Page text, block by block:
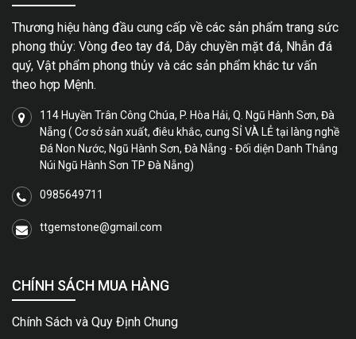
Thương hiệu hàng đầu cung cấp về các sản phẩm trang sức
phong thủy: Vòng đeo tay đá, Dây chuyền mặt đá, Nhẫn đá
quý, Vật phẩm phong thủy và các sản phẩm khác tư vấn
theo hợp Mệnh.
114 Huyền Trân Công Chúa, P. Hòa Hải, Q. Ngũ Hành Sơn, Đà
Nẵng ( Cơ sở sản xuất, điêu khắc, cung SỈ VÀ LẺ tại làng nghề
Đá Non Nước, Ngũ Hành Sơn, Đà Nẵng - Đối diện Danh Thắng
Núi Ngũ Hành Sơn TP Đà Nẵng)
0985649711
ttgemstone@gmail.com
CHÍNH SÁCH MUA HÀNG
Chính Sách và Quy Định Chung